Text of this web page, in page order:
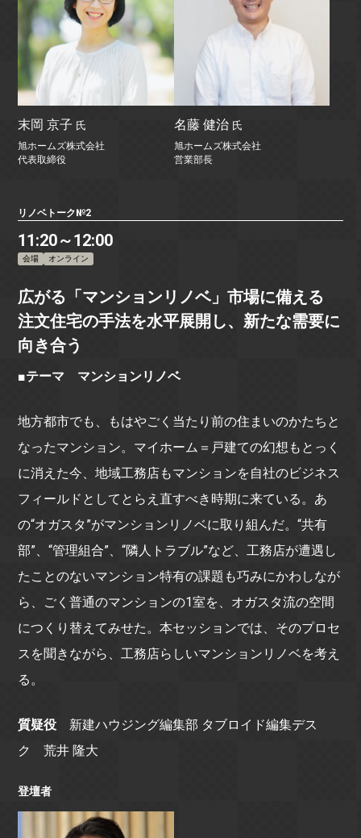
末岡 京子 氏
旭ホームズ株式会社
代表取締役
名藤 健治 氏
旭ホームズ株式会社
営業部長
リノベトーク№2
11:20～12:00
会場 オンライン
広がる「マンションリノベ」市場に備える
注文住宅の手法を水平展開し、新たな需要に
向き合う
■テーマ マンションリノベ
地方都市でも、もはやごく当たり前の住まいのかたちと
なったマンション。マイホーム＝戸建ての幻想もとっく
に消えた今、地域工務店もマンションを自社のビジネス
フィールドとしてとらえ直すべき時期に来ている。あ
の“オガスタ”がマンションリノベに取り組んだ。“共有
部”、“管理組合”、“隣人トラブル”など、工務店が遭遇し
たことのないマンション特有の課題も巧みにかわしなが
ら、ごく普通のマンションの1室を、オガスタ流の空間
につくり替えてみせた。本セッションでは、そのプロセ
スを聞きながら、工務店らしいマンションリノベを考え
る。
質疑役 新建ハウジング編集部 タブロイド編集デス
ク 荒井 隆大
登壇者